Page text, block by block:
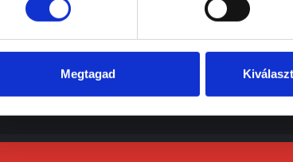
Megtagad
Szükséges a